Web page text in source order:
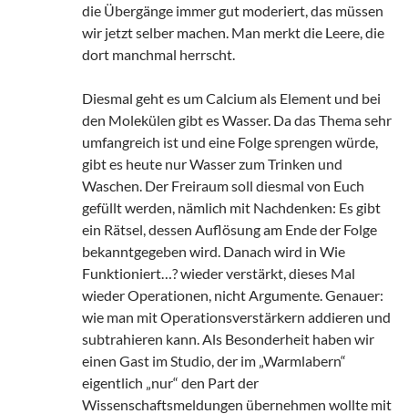
die Übergänge immer gut moderiert, das müssen
wir jetzt selber machen. Man merkt die Leere, die
dort manchmal herrscht.
Diesmal geht es um Calcium als Element und bei
den Molekülen gibt es Wasser. Da das Thema sehr
umfangreich ist und eine Folge sprengen würde,
gibt es heute nur Wasser zum Trinken und
Waschen. Der Freiraum soll diesmal von Euch
gefüllt werden, nämlich mit Nachdenken: Es gibt
ein Rätsel, dessen Auflösung am Ende der Folge
bekanntgegeben wird. Danach wird in Wie
Funktioniert…? wieder verstärkt, dieses Mal
wieder Operationen, nicht Argumente. Genauer:
wie man mit Operationsverstärkern addieren und
subtrahieren kann. Als Besonderheit haben wir
einen Gast im Studio, der im „Warmlabern“
eigentlich „nur“ den Part der
Wissenschaftsmeldungen übernehmen wollte mit